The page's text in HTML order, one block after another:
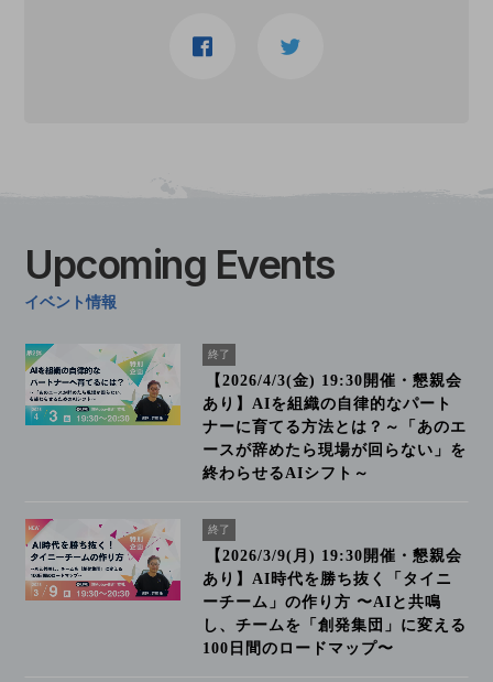
Upcoming Events
イベント情報
終了
【2026/4/3(金) 19:30開催・懇親会
あり】AIを組織の自律的なパート
ナーに育てる方法とは？～「あのエ
ースが辞めたら現場が回らない」を
終わらせるAIシフト～
終了
【2026/3/9(月) 19:30開催・懇親会
あり】AI時代を勝ち抜く「タイニ
ーチーム」の作り方 〜AIと共鳴
し、チームを「創発集団」に変える
100日間のロードマップ〜